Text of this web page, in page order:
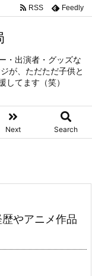
・出演者・グッズな
が、ただただ子供と
てます（笑）
Next Search
RSS Feedly
やアニメ作品